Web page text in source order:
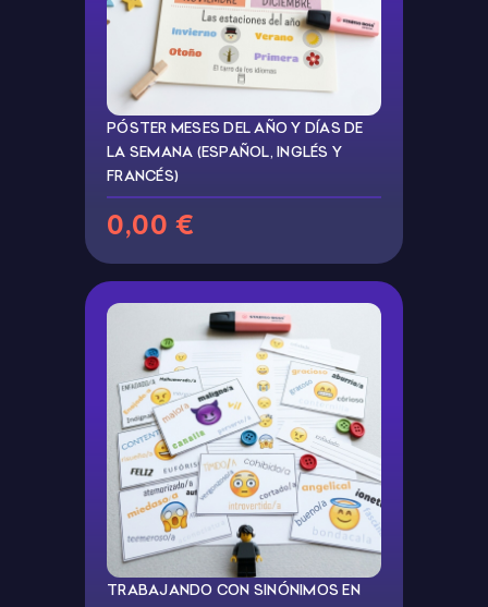
PÓSTER MESES DEL AÑO Y DÍAS DE
LA SEMANA (ESPAÑOL, INGLÉS Y
FRANCÉS)
0,00 €
TRABAJANDO CON SINÓNIMOS EN